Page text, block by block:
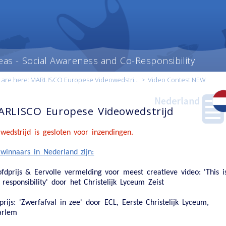
- Social Awareness and Co-Responsibility
are here: MARLISCO Europese Videowedstri... > Video Contest NEW
content
Europese Videowedstrijd
is gesloten voor inzendingen.
in Nederland zijn:
& Eervolle vermelding voor meest creatieve video: 'This
responsibility' door het Christelijk Lyceum Zeist
'Zwerfafval in zee' door ECL, Eerste Christelijk Lyceum,